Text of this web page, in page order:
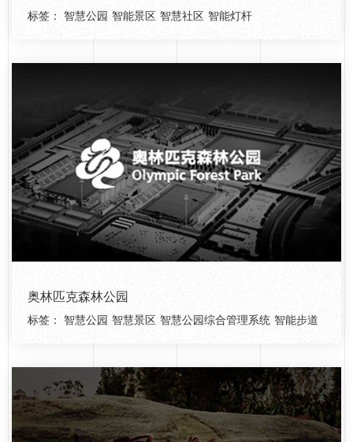
标签： 智慧公园 智能景区 智慧社区 智能灯杆
奥林匹克森林公园
标签： 智慧公园 智慧景区 智慧公园综合管理系统 智能步道